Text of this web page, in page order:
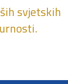
svjetskih